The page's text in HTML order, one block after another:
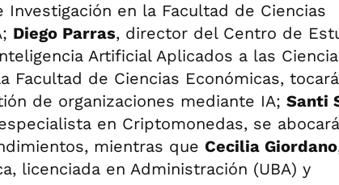
Investigación en la Facultad de Ciencias
Diego Parras, director del Centro de
Artificial Aplicados a las
Facultad de Ciencias Económicas,
de organizaciones mediante IA; Santi
en Criptomonedas, se
mientras que Cecilia Giordano
licenciada en Administración (UBA) y